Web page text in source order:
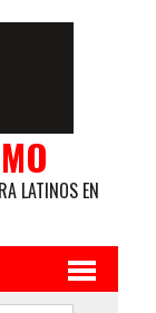
LATINOS EN